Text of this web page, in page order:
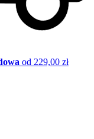
od 229,00 zł